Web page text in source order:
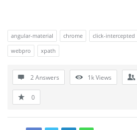
angular-material chrome click-intercepted
webpro
xpath
2 Answers 1kViews
0